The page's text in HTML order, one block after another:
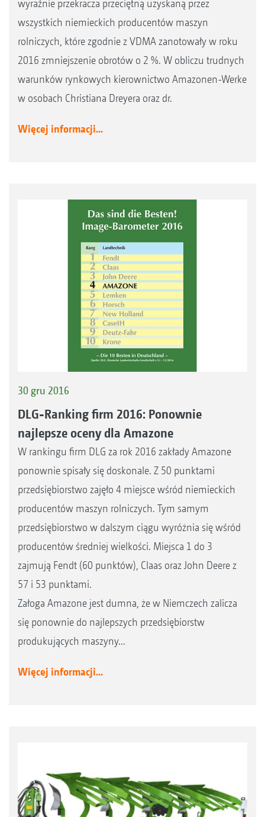
wyraźnie przekracza przeciętną uzyskaną przez
wszystkich niemieckich producentów maszyn
rolniczych, które zgodnie z VDMA zanotowały w roku
2016 zmniejszenie obrotów o 2 %. W obliczu trudnych
warunków rynkowych kierownictwo Amazonen-Werke
w osobach Christiana Dreyera oraz dr.
Więcej informacji...
30 gru 2016
DLG-Ranking firm 2016: Ponownie
najlepsze oceny dla Amazone
W rankingu firm DLG za rok 2016 zakłady Amazone
ponownie spisały się doskonale. Z 50 punktami
przedsiębiorstwo zajęło 4 miejsce wśród niemieckich
producentów maszyn rolniczych. Tym samym
przedsiębiorstwo w dalszym ciągu wyróżnia się wśród
producentów średniej wielkości. Miejsca 1 do 3
zajmują Fendt (60 punktów), Claas oraz John Deere z
57 i 53 punktami.
Załoga Amazone jest dumna, że w Niemczech zalicza
się ponownie do najlepszych przedsiębiorstw
produkujących maszyny...
Więcej informacji...